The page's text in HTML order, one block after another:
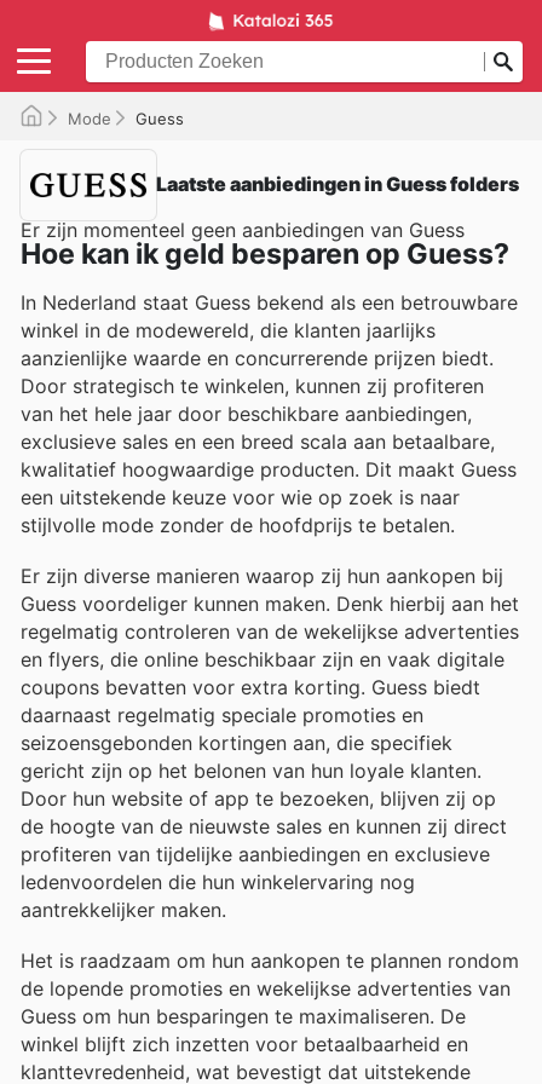
Mode Guess
Laatste aanbiedingen in Guess folders
Er zijn momenteel geen aanbiedingen van Guess
Hoe kan ik geld besparen op Guess?
In Nederland staat Guess bekend als een betrouwbare
winkel in de modewereld, die klanten jaarlijks
aanzienlijke waarde en concurrerende prijzen biedt.
Door strategisch te winkelen, kunnen zij profiteren
van het hele jaar door beschikbare aanbiedingen,
exclusieve sales en een breed scala aan betaalbare,
kwalitatief hoogwaardige producten. Dit maakt Guess
een uitstekende keuze voor wie op zoek is naar
stijlvolle mode zonder de hoofdprijs te betalen.
Er zijn diverse manieren waarop zij hun aankopen bij
Guess voordeliger kunnen maken. Denk hierbij aan het
regelmatig controleren van de wekelijkse advertenties
en flyers, die online beschikbaar zijn en vaak digitale
coupons bevatten voor extra korting. Guess biedt
daarnaast regelmatig speciale promoties en
seizoensgebonden kortingen aan, die specifiek
gericht zijn op het belonen van hun loyale klanten.
Door hun website of app te bezoeken, blijven zij op
de hoogte van de nieuwste sales en kunnen zij direct
profiteren van tijdelijke aanbiedingen en exclusieve
ledenvoordelen die hun winkelervaring nog
aantrekkelijker maken.
Het is raadzaam om hun aankopen te plannen rondom
de lopende promoties en wekelijkse advertenties van
Guess om hun besparingen te maximaliseren. De
winkel blijft zich inzetten voor betaalbaarheid en
klanttevredenheid, wat bevestigt dat uitstekende